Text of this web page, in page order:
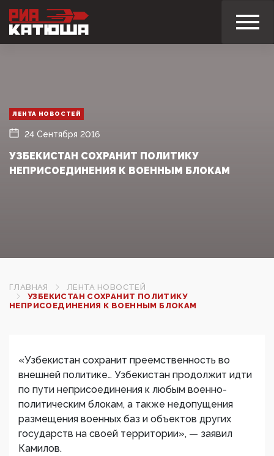
ЛЕНТА НОВОСТЕЙ
24 Сентября 2016
УЗБЕКИСТАН СОХРАНИТ ПОЛИТИКУ
НЕПРИСОЕДИНЕНИЯ К ВОЕННЫМ БЛОКАМ
ГЛАВНАЯ
ЛЕНТА НОВОСТЕЙ
УЗБЕКИСТАН СОХРАНИТ ПОЛИТИКУ
НЕПРИСОЕДИНЕНИЯ К ВОЕННЫМ БЛОКАМ
«Узбекистан сохранит преемственность во
внешней политике… Узбекистан продолжит идти
по пути неприсоединения к любым военно-
политическим блокам, а также недопущения
размещения военных баз и объектов других
государств на своей территории», — заявил
Камилов.